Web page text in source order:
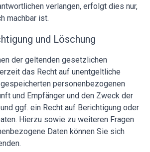
verlangen, erfolgt dies nur,
machbar ist.
und Löschung
der geltenden gesetzlichen
das Recht auf unentgeltliche
personenbezogenen
und Empfänger und den Zweck der
ggf. ein Recht auf Berichtigung oder
Hierzu sowie zu weiteren Fragen
Daten können Sie sich